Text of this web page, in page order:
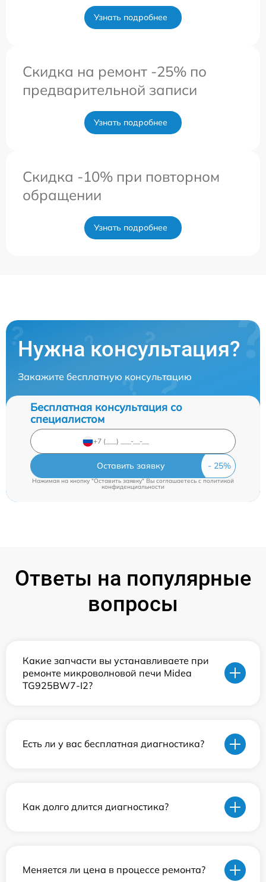
Узнать подробнее
Скидка на ремонт -25% по
предварительной записи
Узнать подробнее
Скидка -10% при повторном
обращении
Узнать подробнее
Нужна консультация?
Закажите бесплатную консультацию
Бесплатная консультация со
специалистом
Оставить заявку
Нажимая на кнопку "Оставить заявку" Вы соглашаетесь cполитикой
конфиденциальности
Ответы на популярные
вопросы
Какие запчасти вы устанавливаете при
ремонте микроволновой печи Midea
TG925BW7-I2?
Есть ли у вас бесплатная диагностика?
Как долго длится диагностика?
Меняется ли цена в процессе ремонта?